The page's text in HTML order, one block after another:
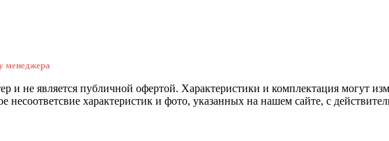
менеджера
и не является публичной офертой. Характеристики и комплектация могут
несоответсвие характеристик и фото, указанных на нашем сайте, с